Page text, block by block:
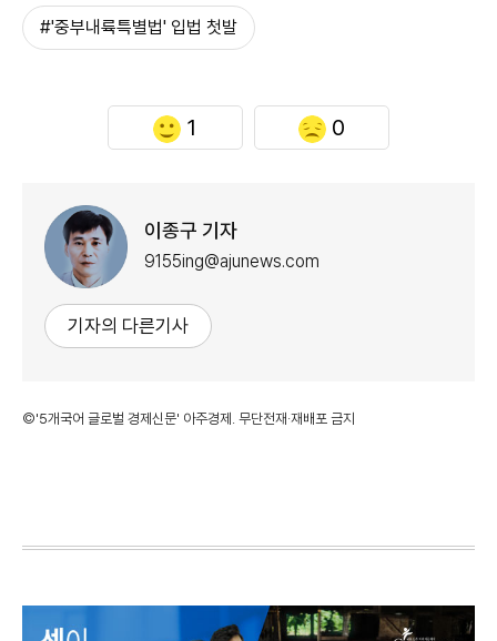
#'중부내륙특별법' 입법 첫발
1 0
이종구 기자
9155ing@ajunews.com
기자의 다른기사
©'5개국어 글로벌 경제신문' 아주경제. 무단전재·재배포 금지